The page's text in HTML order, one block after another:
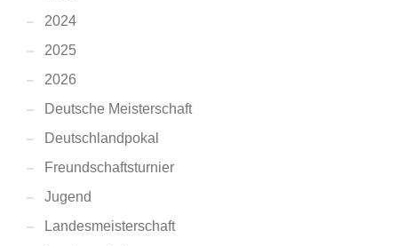
2024
2025
2026
Deutsche Meisterschaft
Deutschlandpokal
Freundschaftsturnier
Jugend
Landesmeisterschaft